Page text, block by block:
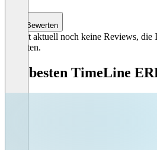
Bewerten
Es gibt aktuell noch keine Reviews, die
enthalten.
Die besten TimeLine